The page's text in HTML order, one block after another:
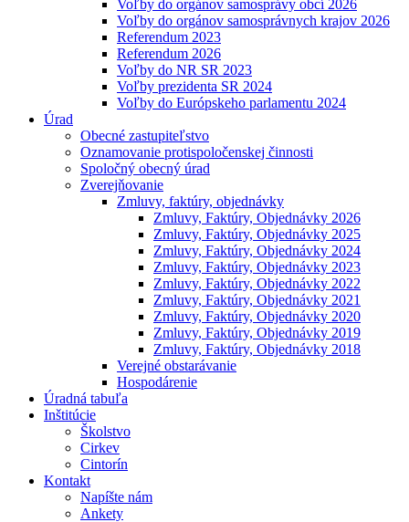
Voľby do orgánov samosprávy obcí 2026
Voľby do orgánov samosprávnych krajov 2026
Referendum 2023
Referendum 2026
Voľby do NR SR 2023
Voľby prezidenta SR 2024
Voľby do Európskeho parlamentu 2024
Úrad
Obecné zastupiteľstvo
Oznamovanie protispoločenskej činnosti
Spoločný obecný úrad
Zverejňovanie
Zmluvy, faktúry, objednávky
Zmluvy, Faktúry, Objednávky 2026
Zmluvy, Faktúry, Objednávky 2025
Zmluvy, Faktúry, Objednávky 2024
Zmluvy, Faktúry, Objednávky 2023
Zmluvy, Faktúry, Objednávky 2022
Zmluvy, Faktúry, Objednávky 2021
Zmluvy, Faktúry, Objednávky 2020
Zmluvy, Faktúry, Objednávky 2019
Zmluvy, Faktúry, Objednávky 2018
Verejné obstarávanie
Hospodárenie
Úradná tabuľa
Inštitúcie
Školstvo
Cirkev
Cintorín
Kontakt
Napíšte nám
Ankety